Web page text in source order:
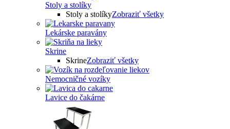
Stoly a stolíky
Stoly a stolíkyZobraziť všetky
Lekárske paravány
Skrine
SkrineZobraziť všetky
Nemocničné vozíky
Lavice do čakárne